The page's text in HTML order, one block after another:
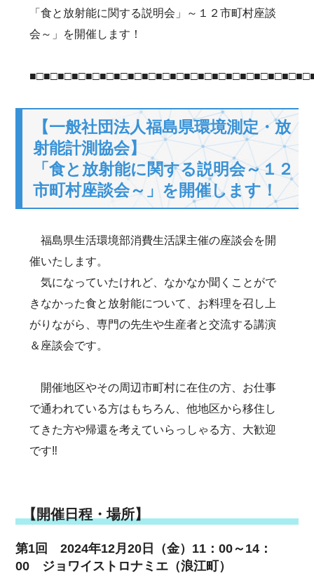
「食と放射能に関する説明会」～１２市町村座談
会～」を開催します！
【一般社団法人福島県環境測定・放
射能計測協会】
「食と放射能に関する説明会～１２
市町村座談会～」を開催します！
福島県生活環境部消費生活課主催の座談会を開
催いたします。
気になっていたけれど、なかなか聞くことがで
きなかった食と放射能について、お料理を召し上
がりながら、専門の先生や生産者と交流する講演
＆座談会です。
開催地区やその周辺市町村に在住の方、お仕事
で通われている方はもちろん、他地区から移住し
てきた方や帰還を考えていらっしゃる方、大歓迎
です‼
【開催日程・場所】
第1回 2024年12月20日（金）11：00～14：
00 ジョワイストロナミエ（浪江町）